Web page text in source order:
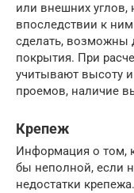
или внешних углов,
впоследствии к
сделать, возможны
покрытия. При
учитывают высоту
проемов, наличие
Крепеж
Информация о том,
бы неполной, если
недостатки крепежа.